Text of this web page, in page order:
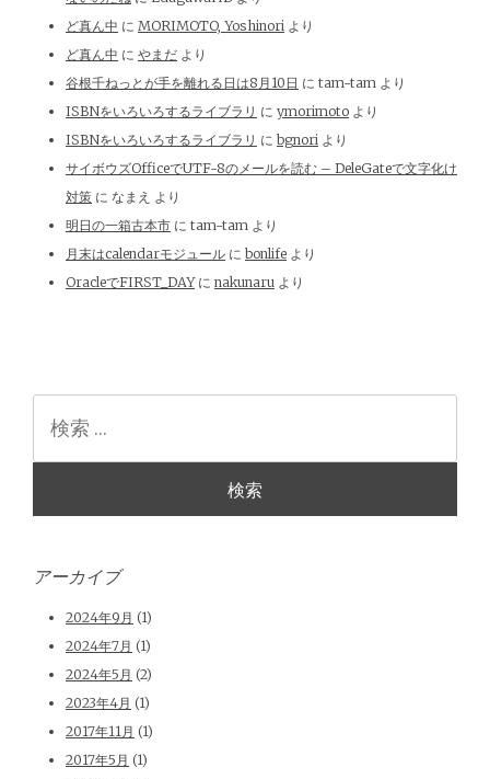
ど真ん中 に MORIMOTO, Yoshinori より
ど真ん中 に やまだ より
谷根千ねっとが手を離れる日は8月10日 に tam-tam より
ISBNをいろいろするライブラリ に ymorimoto より
ISBNをいろいろするライブラリ に bgnori より
サイボウズOfficeでUTF-8のメールを読む – DeleGateで文字化け
対策 に なまえ より
明日の一箱古本市 に tam-tam より
月末はcalendarモジュール に bonlife より
OracleでFIRST_DAYに nakunaru より
アーカイブ
2024年9月 (1)
2024年7月 (1)
2024年5月 (2)
2023年4月 (1)
2017年11月 (1)
2017年5月 (1)